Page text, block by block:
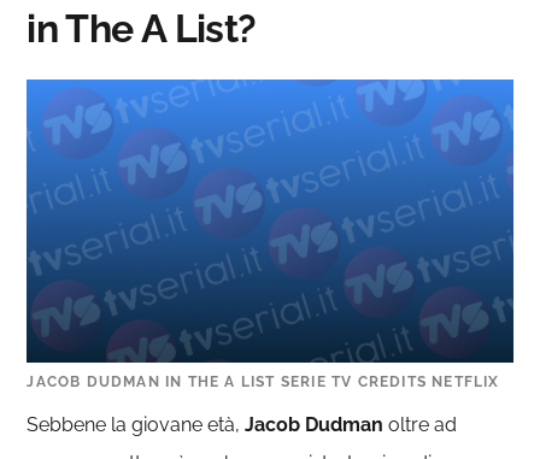
in The A List?
JACOB DUDMAN IN THE A LIST SERIE TV CREDITS NETFLIX
Sebbene la giovane età,Jacob Dudmanoltre ad